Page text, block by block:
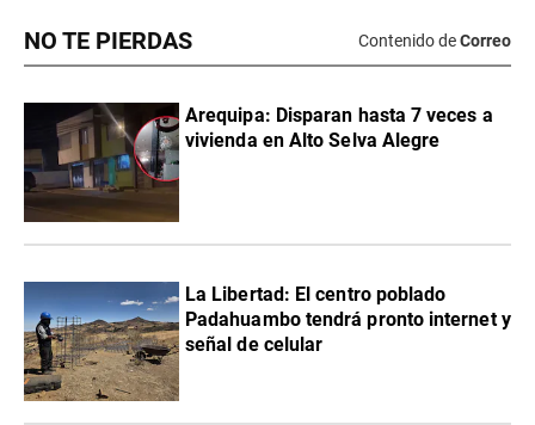
NO TE PIERDAS Contenido deCorreo
Arequipa: Disparan hasta 7 veces a
vivienda en Alto Selva Alegre
La Libertad: El centro poblado
Padahuambo tendrá pronto internet y
señal de celular